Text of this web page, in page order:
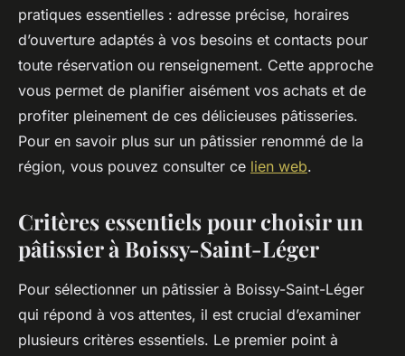
pratiques essentielles : adresse précise, horaires
d’ouverture adaptés à vos besoins et contacts pour
toute réservation ou renseignement. Cette approche
vous permet de planifier aisément vos achats et de
profiter pleinement de ces délicieuses pâtisseries.
Pour en savoir plus sur un pâtissier renommé de la
région, vous pouvez consulter ce lien web.
Critères essentiels pour choisir un
pâtissier à Boissy-Saint-Léger
Pour sélectionner un pâtissier à Boissy-Saint-Léger
qui répond à vos attentes, il est crucial d’examiner
plusieurs critères essentiels. Le premier point à